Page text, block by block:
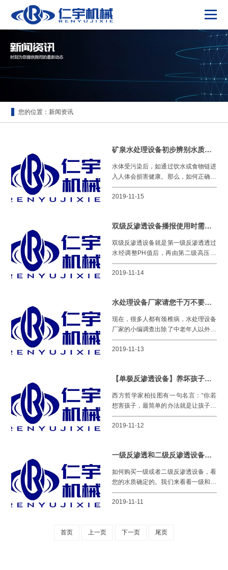
您的位置： 新闻资讯
矿泉水处理设备初步辨别水质好坏的方法
水体受污染后，如通过饮水或食物链进
入人体会损害健康。那么，如何正确辨
别水质好坏呢？矿泉水处理设备的小编
来分析下。 1. 看水色：清洁
2019-11-15
双级反渗透设备播报使用时需要注意那些问题？
双级反渗透设备就是第一级反渗透透过
水经调整PH值后，再由第二级高压泵
送进第二级反渗透系统处理，从而获得
透过水的过程。今天小编主
2019-11-14
水处理设备厂家请您千万不要忽视颈椎病
现在，很多人都有颈椎病，水处理设备
厂家的小编调查出除了中老年人以外，
办公室一族、电脑一族，还有我们现在
的低头族、手机一族，都会出现
2019-11-13
【单极反渗透设备】养坏孩子最好的方式就是---从小让他“心想事成”
西方哲学家柏拉图有一句名言：“你若
想害孩子，最简单的办法就是让孩子心
想事成。” 单极反渗透设备的小编曾经
听过一位网友讲过自己
2019-11-12
一级反渗透和二级反渗透设备有什么区别？
如何购买一级或者二级反渗透设备，看
您的水质确定的。我们来看看一级和二
级反渗透设备有什么区别？希望对大家
有所帮助。 一级反渗透
2019-11-11
首页 上一页 下一页 尾页